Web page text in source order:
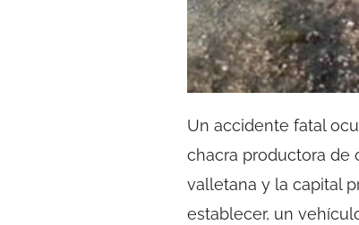
Un accidente fatal
chacra productora de
valletana y la capital
establecer, un